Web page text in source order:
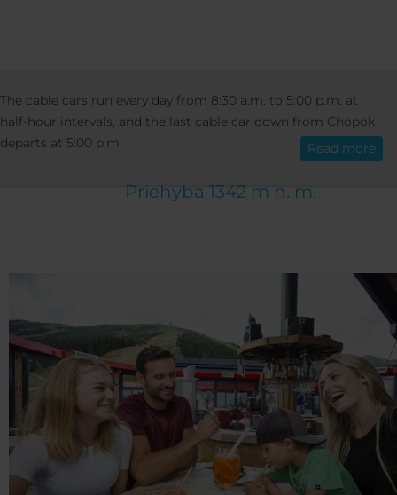
English
BARS & RESTAURANTS
Priehyba 1342 m n. m.
The cable cars run every day from 8:30 a.m. to 5:00 p.m. at
half-hour intervals, and the last cable car down from Chopok
departs at 5:00 p.m.
Read more